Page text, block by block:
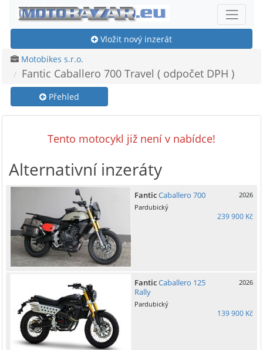
Vložit nový inzerát
Motobikes s.r.o.
Fantic Caballero 700 Travel ( odpočet DPH )
Přehled
Tento motocykl již není v nabídce!
Alternativní inzeráty
FanticCaballero 700
2026
Pardubický
239 900 Kč
FanticCaballero 125
Rally
2026
Pardubický
139 900 Kč